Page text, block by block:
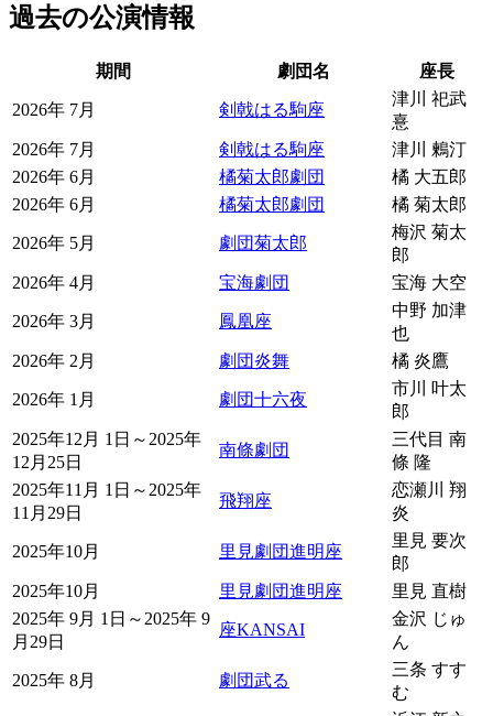
過去の公演情報
期間 劇団名 座長
2026年 7月 剣戟はる駒座
津川 祀武
憙
2026年 7月
剣戟はる駒座
津川 鶫汀
2026年 6月
橘菊太郎劇団
橘 大五郎
2026年 6月
橘菊太郎劇団 橘 菊太郎
2026年 5月 劇団菊太郎
梅沢 菊太
郎
2026年 4月
宝海劇団 宝海 大空
2026年 3月 鳳凰座
中野 加津
也
2026年 2月
劇団炎舞 橘 炎鷹
2026年 1月 劇団十六夜
市川 叶太
郎
2025年12月 1日～2025年
12月25日
南條劇団
三代目 南
條 隆
2025年11月 1日～2025年
11月29日
飛翔座
恋瀬川 翔
炎
2025年10月 里見劇団進明座
里見 要次
郎
2025年10月
里見劇団進明座
里見 直樹
2025年 9月 1日～2025年 9
月29日
座KANSAI
金沢 じゅ
ん
2025年 8月 劇団武る
三条 すす
む